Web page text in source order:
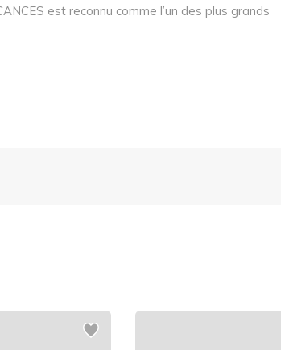
est reconnu comme l’un des plus grands